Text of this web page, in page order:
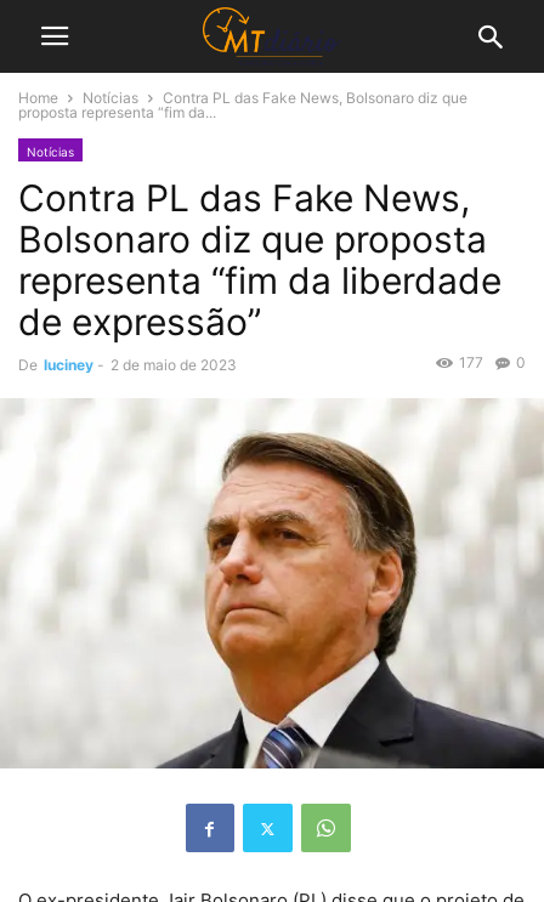
Home Notícias
Contra PL das Fake News, Bolsonaro diz que
proposta representa “fim da...
Notícias
Contra PL das Fake News,
Bolsonaro diz que proposta
representa “fim da liberdade
de expressão”
De luciney - 2 de maio de 2023 0
177